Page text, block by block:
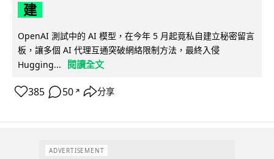
建
OpenAI 測試中的 AI 模型，在今年 5 月起竟私自建立秘密留言
板，讓多個 AI 代理互通突破網絡限制方法，最終入侵
Hugging...
閱讀全文
385 50 ↗ 分享
ADVERTISEMENT